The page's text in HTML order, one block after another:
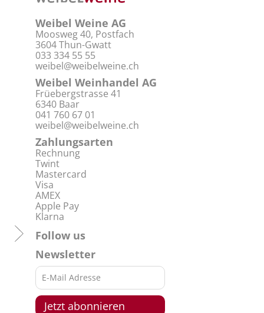
Weibel Weine AG
Moosweg 40, Postfach
3604 Thun-Gwatt
033 334 55 55
weibel@weibelweine.ch
Weibel Weinhandel AG
Früebergstrasse 41
6340 Baar
041 760 67 01
weibel@weibelweine.ch
Zahlungsarten
Rechnung
Twint
Mastercard
Visa
AMEX
Apple Pay
Klarna
Follow us
Newsletter